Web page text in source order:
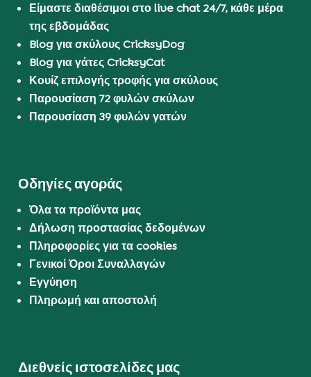
Είμαστε διαθέσιμοι στο live chat 24/7, κάθε μέρα
της εβδομάδας
Blog για σκύλους CricksyDog
Blog για γάτες CricksyCat
Κουίζ επιλογής τροφής για σκύλους
Παρουσίαση 72 φυλών σκύλων
Παρουσίαση 39 φυλών γατών
Οδηγίες αγοράς
Όλα τα προϊόντα μας
Δήλωση προστασίας δεδομένων
Πληροφορίες για τα cookies
Γενικοί Όροι Συναλλαγών
Εγγύηση
Πληρωμή και αποστολή
Διεθνείς ιστοσελίδες μας